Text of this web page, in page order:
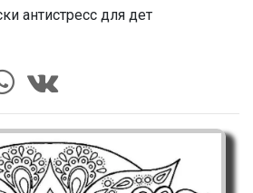
антистресс для дет